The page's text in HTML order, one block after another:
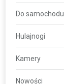
Do samochodu
Hulajnogi
Kamery
Nowości